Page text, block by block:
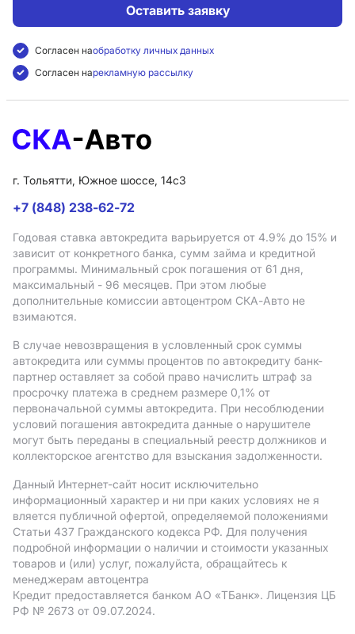
Оставить заявку
Согласен наобработку личных данных
Согласен нарекламную рассылку
г. Тольятти, Южное шоссе, 14с3
+7 (848) 238-62-72
Годовая ставка автокредита варьируется от 4.9% до 15% и
зависит от конкретного банка, сумм займа и кредитной
программы. Минимальный срок погашения от 61 дня,
максимальный - 96 месяцев. При этом любые
дополнительные комиссии автоцентром СКА-Авто не
взимаются.
В случае невозвращения в условленный срок суммы
автокредита или суммы процентов по автокредиту банк-
партнер оставляет за собой право начислить штраф за
просрочку платежа в среднем размере 0,1% от
первоначальной суммы автокредита. При несоблюдении
условий погашения автокредита данные о нарушителе
могут быть переданы в специальный реестр должников и
коллекторское агентство для взыскания задолженности.
Данный Интернет-сайт носит исключительно
информационный характер и ни при каких условиях не я
вляется публичной офертой, определяемой положениями
Статьи 437 Гражданского кодекса РФ. Для получения
подробной информации о наличии и стоимости указанных
товаров и (или) услуг, пожалуйста, обращайтесь к
менеджерам автоцентра
Кредит предоставляется банком АO «ТБанк». Лицензия ЦБ
РФ № 2673 от 09.07.2024.